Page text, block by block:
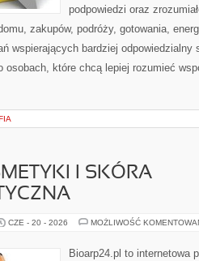
podpowiedzi oraz
zakupów, podróży, gotowania,
wspierających bardziej odpowiedzialny
osobach, które chcą lepiej rozumieć
I SKÓRA
CZE - 20 - 2026 MOŻLIWOŚĆ
Bioarp24.pl to internetowa